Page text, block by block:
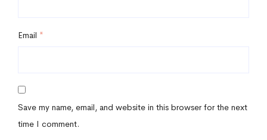
Email *
Save my name, email, and website in this browser for the next
time I comment.